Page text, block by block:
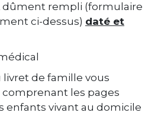
dûment rempli (formulaire
ci-dessus) daté et
livret de famille vous
les pages
enfants vivant au domicile